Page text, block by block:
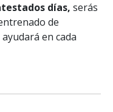
días, serás
de
en cada